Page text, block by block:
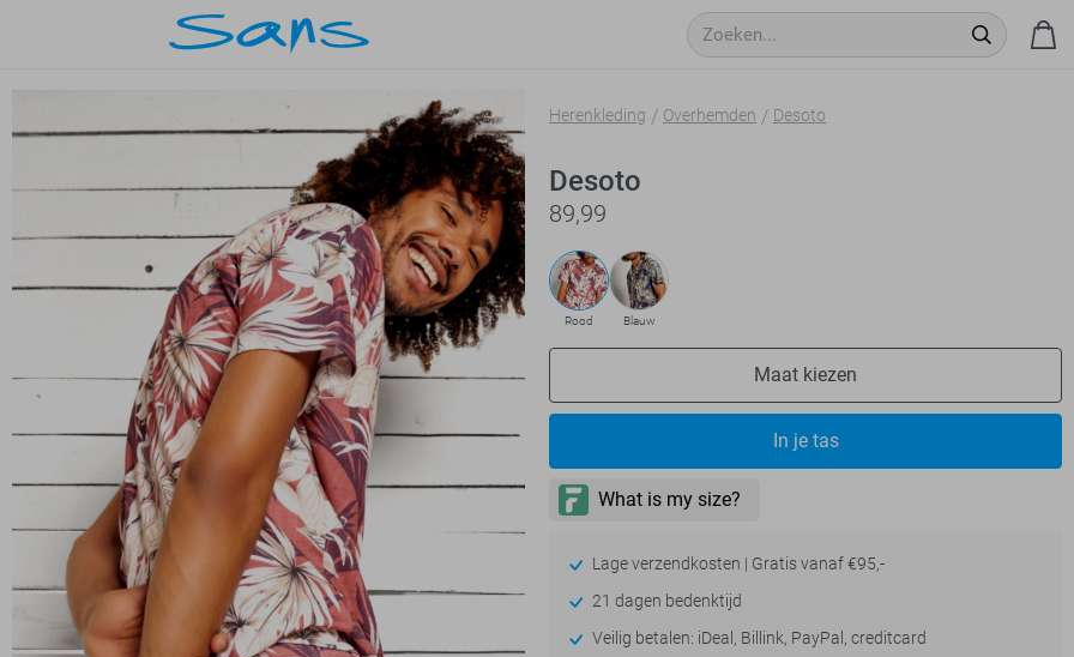
Herenkleding Overhemden Desoto
Desoto
89,99
Rood Blauw
Maat kiezen
- levertijd 2-5 dagen
- levertijd 2-5 dagen
In je tas
Lage verzendkosten | Gratis vanaf €95,-
21 dagen bedenktijd
Veilig betalen: iDeal, Billink, PayPal, creditcard